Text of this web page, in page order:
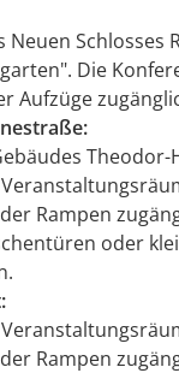
Neuen Schlosses
Die
Aufzüge
Theodor-
Rampen
oder
Rampen